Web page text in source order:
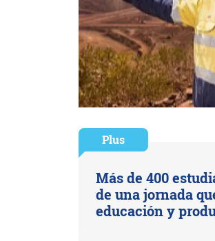
Plus
Más de 400
de una jornada
educación y